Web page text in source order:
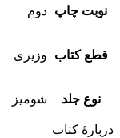
نوبت چاپ دوم
قطع کتاب وزیری
نوع جلد شومیز
دربارهٔ کتاب